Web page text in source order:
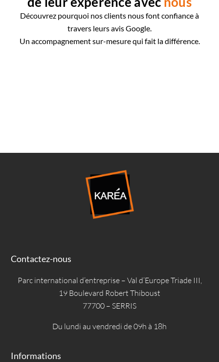
Découvrez pourquoi nos clients nous font confiance à
travers leurs avis Google.
Un accompagnement sur-mesure qui fait la différence.
Contactez-nous
Parc international d’entreprise – Val d’Europe Triade III,
19 Boulevard Robert Thiboust
77700 – SERRIS
Du lundi au vendredi de 09h à 18h
Informations